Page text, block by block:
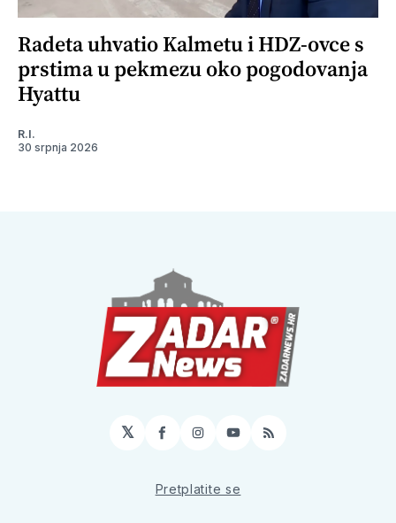
Radeta uhvatio Kalmetu i HDZ-ovce s
prstima u pekmezu oko pogodovanja
Hyattu
R.I.
30 srpnja 2026
𝕏 Facebook
Instagram
YouTube
RSS
Pretplatite se